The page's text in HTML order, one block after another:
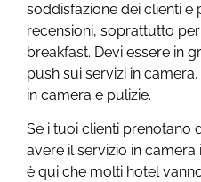
soddisfazione dei clienti e
recensioni, soprattutto
breakfast. Devi essere in
push sui servizi in
in camera e pulizie.
Se i tuoi clienti prenotano
avere il servizio in
è qui che molti hotel